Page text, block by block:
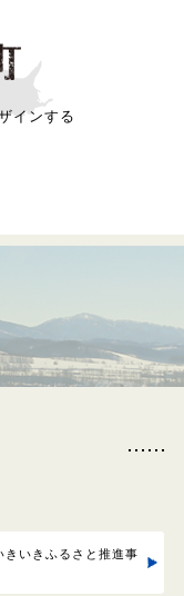
インする
きいきふるさと推進事